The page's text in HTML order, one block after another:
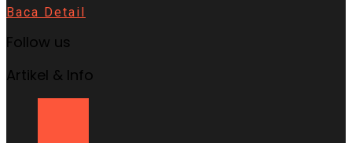
Baca Detail
Follow us
Artikel & Info